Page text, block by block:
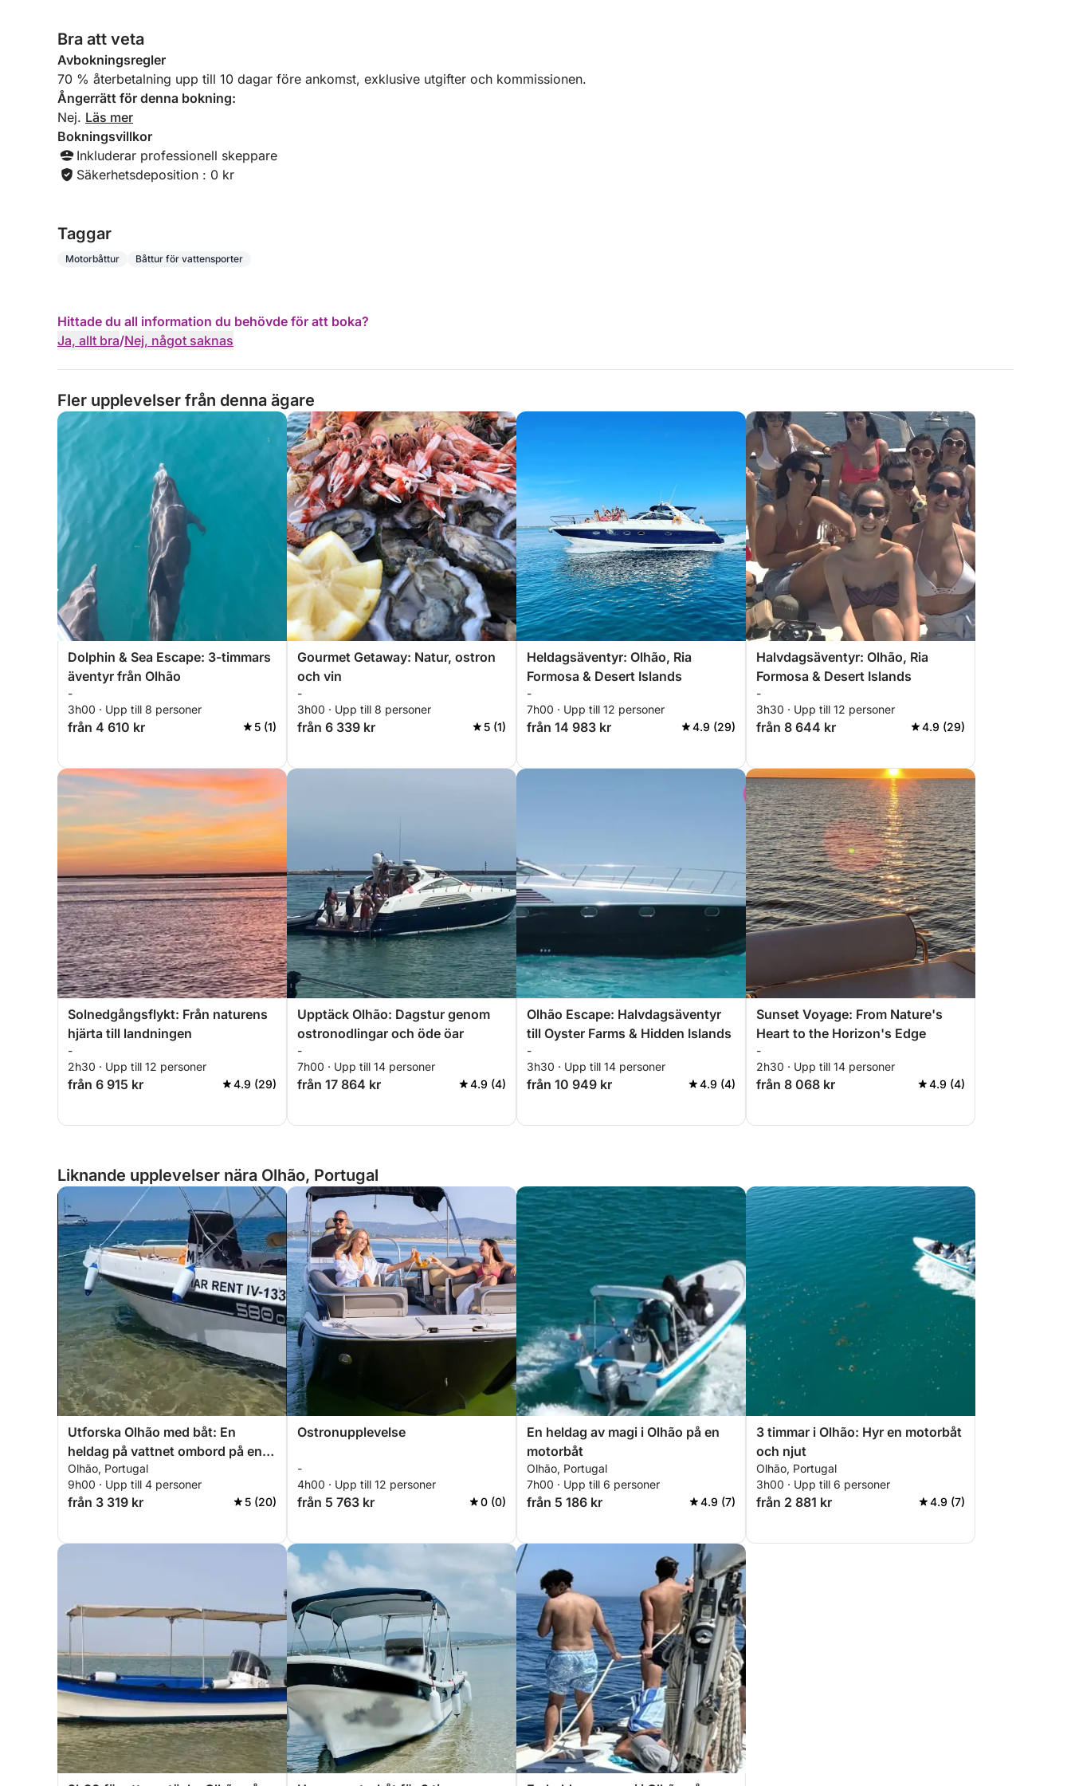
Bra att veta
Avbokningsregler
70 % återbetalning upp till 10 dagar före ankomst, exklusive utgifter och kommissionen.
Ångerrätt för denna bokning:
Nej. Läs mer
Bokningsvillkor
Inkluderar professionell skeppare
Säkerhetsdeposition : 0 kr
Taggar
Motorbåttur Båttur för vattensporter
Hittade du all information du behövde för att boka?
Ja, allt bra/Nej, något saknas
Fler upplevelser från denna ägare
Dolphin & Sea Escape: 3-timmars
äventyr från Olhão
-
3h00 · Upp till 8 personer
från 4 610 kr 5 (1)
Gourmet Getaway: Natur, ostron
och vin
-
3h00 · Upp till 8 personer
från 6 339 kr 5 (1)
Heldagsäventyr: Olhão, Ria
Formosa & Desert Islands
-
7h00 · Upp till 12 personer
från 14 983 kr 4.9 (29)
Halvdagsäventyr: Olhão, Ria
Formosa & Desert Islands
-
3h30 · Upp till 12 personer
från 8 644 kr 4.9 (29)
Solnedgångsflykt: Från naturens
hjärta till landningen
-
2h30 · Upp till 12 personer
från 6 915 kr 4.9 (29)
Upptäck Olhão: Dagstur genom
ostronodlingar och öde öar
-
7h00 · Upp till 14 personer
från 17 864 kr 4.9 (4)
Olhão Escape: Halvdagsäventyr
till Oyster Farms & Hidden Islands
-
3h30 · Upp till 14 personer
från 10 949 kr 4.9 (4)
Sunset Voyage: From Nature's
Heart to the Horizon's Edge
-
2h30 · Upp till 14 personer
från 8 068 kr 4.9 (4)
Liknande upplevelser nära Olhão, Portugal
Utforska Olhão med båt: En
heldag på vattnet ombord på en
motorbåt
Olhão, Portugal
9h00 · Upp till 4 personer
från 3 319 kr 5 (20)
Ostronupplevelse
-
4h00 · Upp till 12 personer
från 5 763 kr 0 (0)
En heldag av magi i Olhão på en
motorbåt
Olhão, Portugal
7h00 · Upp till 6 personer
från 5 186 kr 4.9 (7)
3 timmar i Olhão: Hyr en motorbåt
och njut
Olhão, Portugal
3h00 · Upp till 6 personer
från 2 881 kr 4.9 (7)